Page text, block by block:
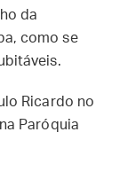
da
como se
Ricardo no
Paróquia